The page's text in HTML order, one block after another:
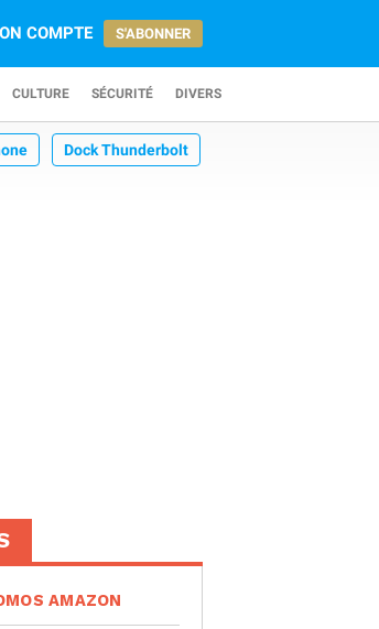
COMPTE S'ABONNER
CULTURE SÉCURITÉ DIVERS
Dock Thunderbolt
AMAZON